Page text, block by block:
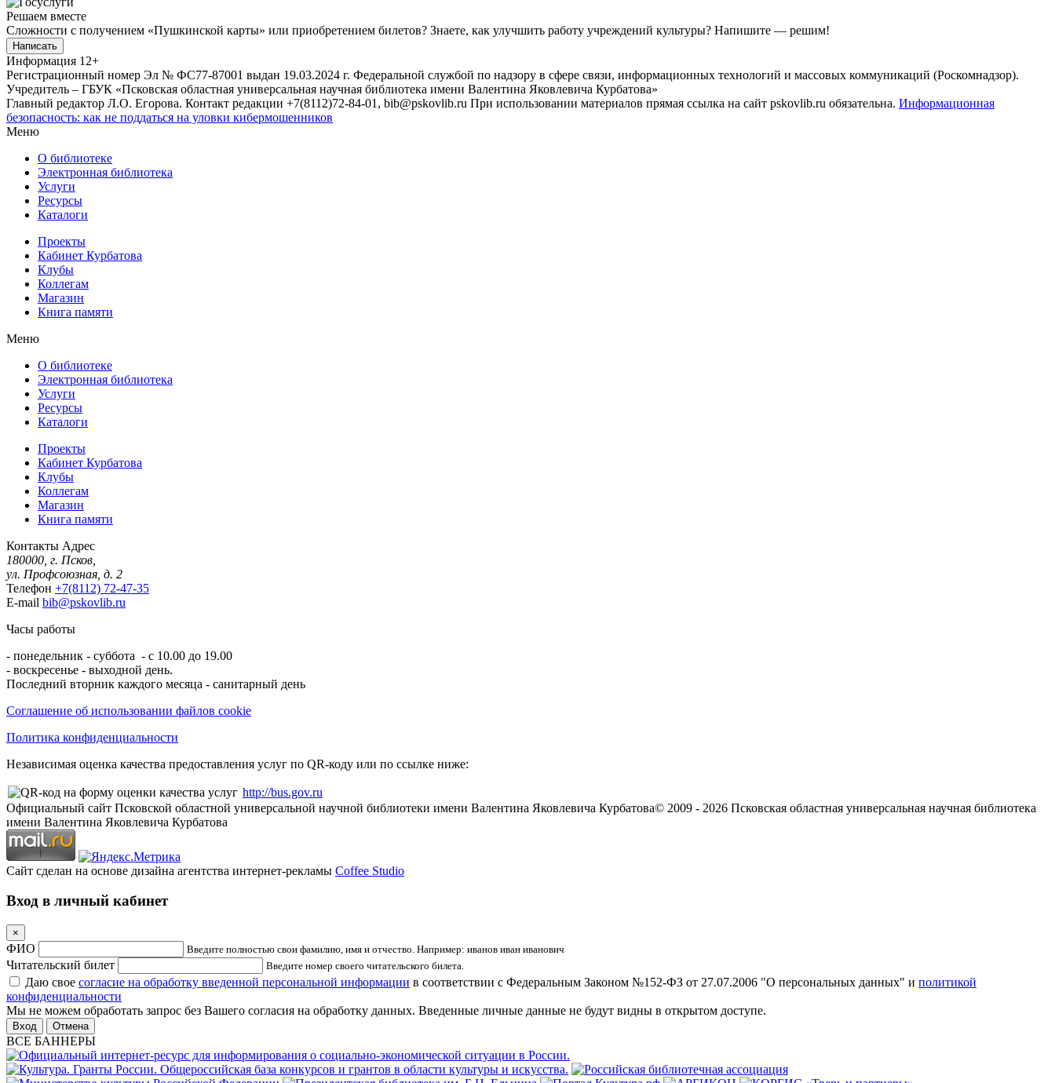
Решаем вместе
Сложности с получением «Пушкинской карты» или приобретением билетов? Знаете, как улучшить работу учреждений культуры? Напишите — решим!
Написать
Информация 12+
Регистрационный номер Эл № ФС77-87001 выдан 19.03.2024 г. Федеральной службой по надзору в сфере связи, информационных технологий и массовых коммуникаций (Роскомнадзор).
Учредитель – ГБУК «Псковская областная универсальная научная библиотека имени Валентина Яковлевича Курбатова»
Главный редактор Л.О. Егорова. Контакт редакции +7(8112)72-84-01, bib@pskovlib.ru При использовании материалов прямая ссылка на сайт pskovlib.ru обязательна. Информационная
безопасность: как не поддаться на уловки кибермошенников
Меню
О библиотеке
Электронная библиотека
Услуги
Ресурсы
Каталоги
Проекты
Кабинет Курбатова
Клубы
Коллегам
Магазин
Книга памяти
Меню
О библиотеке
Электронная библиотека
Услуги
Ресурсы
Каталоги
Проекты
Кабинет Курбатова
Клубы
Коллегам
Магазин
Книга памяти
Контакты Адрес
180000, г. Псков,
ул. Профсоюзная, д. 2
Телефон +7(8112) 72-47-35
E-mail bib@pskovlib.ru
Часы работы
- понедельник - суббота - с 10.00 до 19.00
- воскресенье - выходной день.
Последний вторник каждого месяца - санитарный день
Соглашение об использовании файлов cookie
Политика конфиденциальности
Независимая оценка качества предоставления услуг по QR-коду или по ссылке ниже:
http://bus.gov.ru
Официальный сайт Псковской областной универсальной научной библиотеки имени Валентина Яковлевича Курбатова© 2009 - 2026 Псковская областная универсальная научная библиотека
имени Валентина Яковлевича Курбатова
Сайт сделан на основе дизайна агентства интернет-рекламы Coffee Studio
Вход в личный кабинет
×
ФИО Введите полностью свои фамилию, имя и отчество. Например: иванов иван иванович
Читательский билет Введите номер своего читательского билета.
Даю свое согласие на обработку введенной персональной информации в соответствии с Федеральным Законом №152-ФЗ от 27.07.2006 "О персональных данных" и политикой
конфиденциальности
Мы не можем обработать запрос без Вашего согласия на обработку данных. Введенные личные данные не будут видны в открытом доступе.
Отмена
ВСЕ БАННЕРЫ